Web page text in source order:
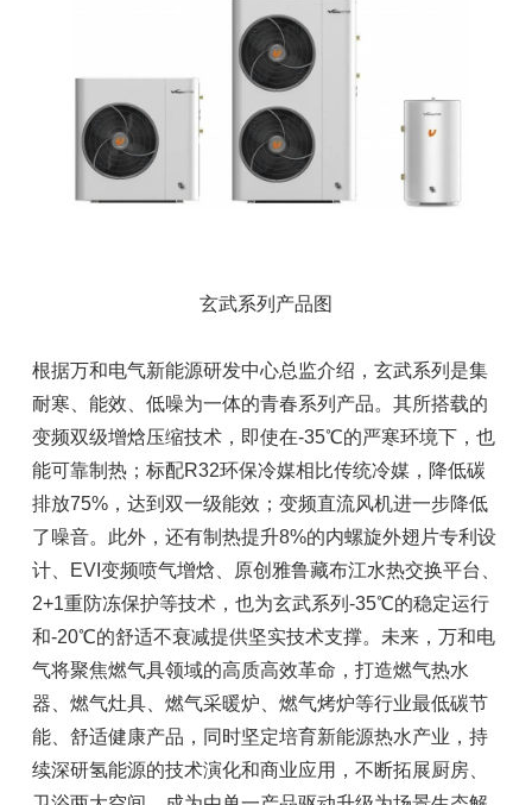
玄武系列产品图
根据万和电气新能源研发中心总监介绍，玄武系列是集
耐寒、能效、低噪为一体的青春系列产品。其所搭载的
变频双级增焓压缩技术，即使在-35℃的严寒环境下，也
能可靠制热；标配R32环保冷媒相比传统冷媒，降低碳
排放75%，达到双一级能效；变频直流风机进一步降低
了噪音。此外，还有制热提升8%的内螺旋外翅片专利设
计、EVI变频喷气增焓、原创雅鲁藏布江水热交换平台、
2+1重防冻保护等技术，也为玄武系列-35℃的稳定运行
和-20℃的舒适不衰减提供坚实技术支撑。未来，万和电
气将聚焦燃气具领域的高质高效革命，打造燃气热水
器、燃气灶具、燃气采暖炉、燃气烤炉等行业最低碳节
能、舒适健康产品，同时坚定培育新能源热水产业，持
续深研氢能源的技术演化和商业应用，不断拓展厨房、